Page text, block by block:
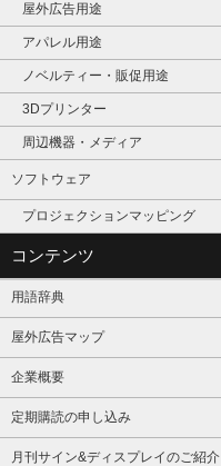
屋外広告用途
アパレル用途
ノベルティー・販促用途
3Dプリンター
周辺機器・メディア
ソフトウェア
プロジェクションマッピング
コンテンツ
用語辞典
屋外広告マップ
企業概要
定期購読の申し込み
月刊サイン&ディスプレイのご紹介